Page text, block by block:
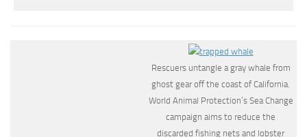
Rescuers untangle a gray whale from
ghost gear off the coast of California.
World Animal Protection’s Sea Change
campaign aims to reduce the
discarded fishing nets and lobster